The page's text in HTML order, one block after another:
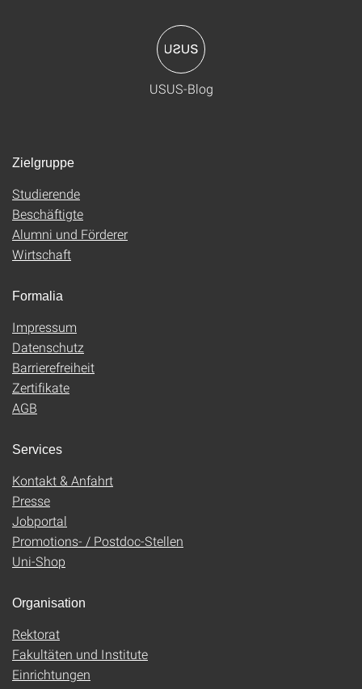
USUS-Blog
Zielgruppe
Studierende
Beschäftigte
Alumni und Förderer
Wirtschaft
Formalia
Impressum
Datenschutz
Barrierefreiheit
Zertifikate
AGB
Services
Kontakt & Anfahrt
Presse
Jobportal
Promotions- / Postdoc-Stellen
Uni-Shop
Organisation
Rektorat
Fakultäten und Institute
Einrichtungen